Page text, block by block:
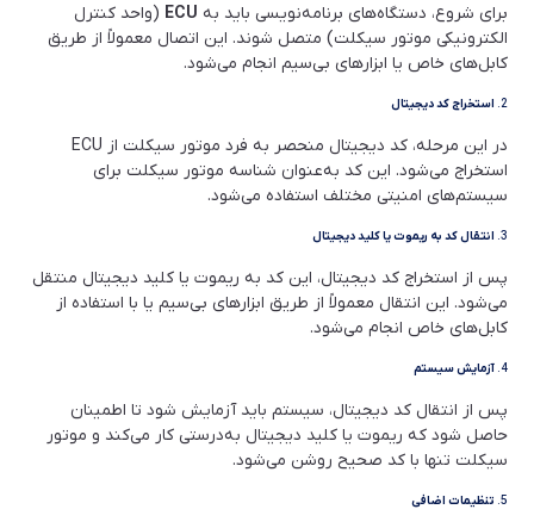
برای شروع، دستگاه‌های برنامه‌نویسی باید به ECU (واحد کنترل
الکترونیکی موتور سیکلت) متصل شوند. این اتصال معمولاً از طریق
کابل‌های خاص یا ابزارهای بی‌سیم انجام می‌شود.
2. استخراج کد دیجیتال
در این مرحله، کد دیجیتال منحصر به فرد موتور سیکلت از ECU
استخراج می‌شود. این کد به‌عنوان شناسه موتور سیکلت برای
سیستم‌های امنیتی مختلف استفاده می‌شود.
3. انتقال کد به ریموت یا کلید دیجیتال
پس از استخراج کد دیجیتال، این کد به ریموت یا کلید دیجیتال منتقل
می‌شود. این انتقال معمولاً از طریق ابزارهای بی‌سیم یا با استفاده از
کابل‌های خاص انجام می‌شود.
4. آزمایش سیستم
پس از انتقال کد دیجیتال، سیستم باید آزمایش شود تا اطمینان
حاصل شود که ریموت یا کلید دیجیتال به‌درستی کار می‌کند و موتور
سیکلت تنها با کد صحیح روشن می‌شود.
5. تنظیمات اضافی